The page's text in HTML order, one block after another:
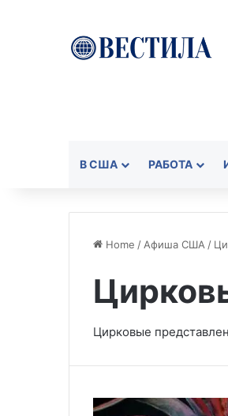
В США РАБОТА
Home / Aфиша США /
Цирковые